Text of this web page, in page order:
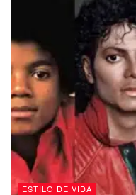
ESTILO DE VIDA